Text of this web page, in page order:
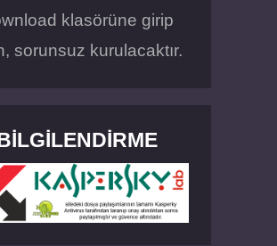
klasörüne girip
sorunsuz kurulacaktır.